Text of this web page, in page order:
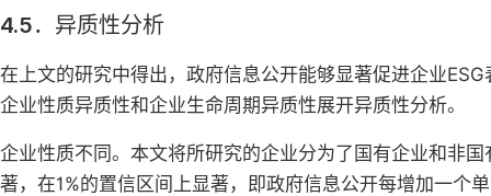
4.5．异质性分析
在上文的研究中得出，政府信息公开能够显著促进企业
企业性质异质性和企业生命周期异质性展开异质性分析。
企业性质不同。本文将所研究的企业分为了国有企业和非国
著，在1%的置信区间上显著，即政府信息公开每增加一个